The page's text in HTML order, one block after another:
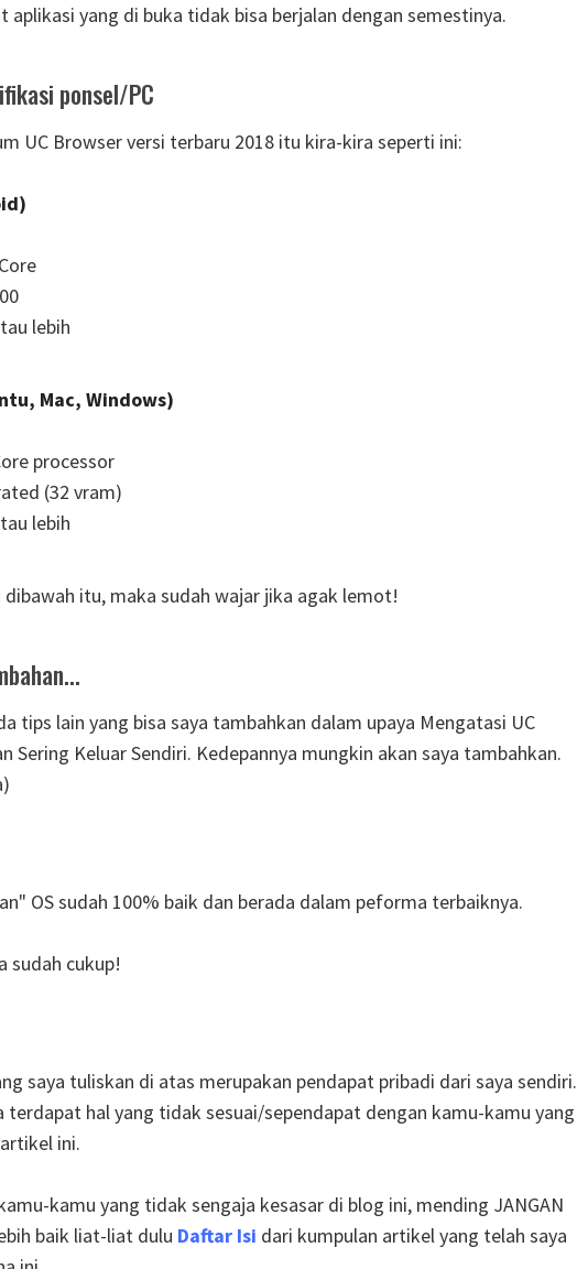
aplikasi yang di buka tidak bisa berjalan dengan semestinya.
ponsel/PC
UC Browser versi terbaru 2018 itu kira-kira seperti ini:
lebih
Mac, Windows)
processor
(32 vram)
lebih
itu, maka sudah wajar jika agak lemot!
tips lain yang bisa saya tambahkan dalam upaya Mengatasi UC
Sering Keluar Sendiri. Kedepannya mungkin akan saya tambahkan.
OS sudah 100% baik dan berada dalam peforma terbaiknya.
sudah cukup!
saya tuliskan di atas merupakan pendapat pribadi dari saya sendiri.
terdapat hal yang tidak sesuai/sependapat dengan kamu-kamu yang
ini.
kamu yang tidak sengaja kesasar di blog ini, mending JANGAN
baik liat-liat dulu Daftar Isi dari kumpulan artikel yang telah saya